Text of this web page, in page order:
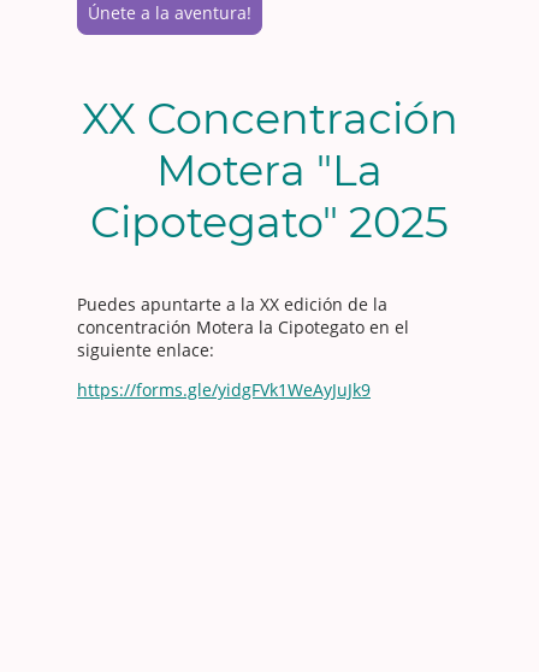
Únete a la aventura!
XX Concentración
Motera "La
Cipotegato" 2025
Puedes apuntarte a la XX edición de la
concentración Motera la Cipotegato en el
siguiente enlace:
https://forms.gle/yidgFVk1WeAyJuJk9